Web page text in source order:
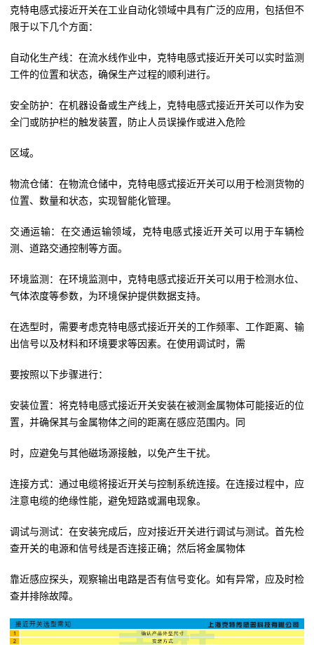
克特电感式接近开关在工业自动化领域中具有广泛的应用，包括但不
限于以下几个方面：
自动化生产线：在流水线作业中，克特电感式接近开关可以实时监测
工件的位置和状态，确保生产过程的顺利进行。
安全防护：在机器设备或生产线上，克特电感式接近开关可以作为安
全门或防护栏的触发装置，防止人员误操作或进入危险
区域。
物流仓储：在物流仓储中，克特电感式接近开关可以用于检测货物的
位置、数量和状态，实现智能化管理。
交通运输：在交通运输领域，克特电感式接近开关可以用于车辆检
测、道路交通控制等方面。
环境监测：在环境监测中，克特电感式接近开关可以用于检测水位、
气体浓度等参数，为环境保护提供数据支持。
在选型时，需要考虑克特电感式接近开关的工作频率、工作距离、输
出信号以及材料和环境要求等因素。在使用调试时，需
要按照以下步骤进行：
安装位置：将克特电感式接近开关安装在被测金属物体可能接近的位
置，并确保其与金属物体之间的距离在感应范围内。同
时，应避免与其他磁场源接触，以免产生干扰。
连接方式：通过电缆将接近开关与控制系统连接。在连接过程中，应
注意电缆的绝缘性能，避免短路或漏电现象。
调试与测试：在安装完成后，应对接近开关进行调试与测试。首先检
查开关的电源和信号线是否连接正确；然后将金属物体
靠近感应探头，观察输出电路是否有信号变化。如有异常，应及时检
查并排除故障。